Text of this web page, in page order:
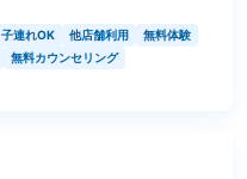
子連れOK 他店舗利用
無料体験
無料カウンセリング